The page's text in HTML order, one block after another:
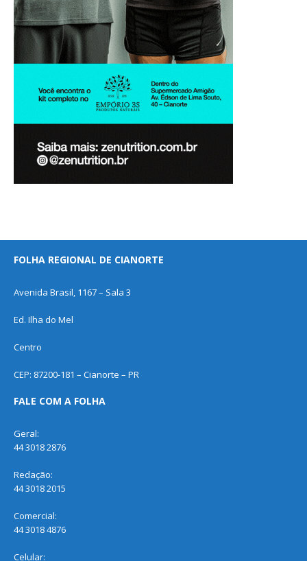
FOLHA REGIONAL DE CIANORTE
Avenida Brasil, 1167 – Sala 3
Ed. Ilha do Mel
Centro
CEP: 87200-181 – Cianorte – PR
FALE COM A FOLHA
Geral:
44 3018 2876
Redação:
44 3018 2015
Comercial:
44 3018 4876
Celular: